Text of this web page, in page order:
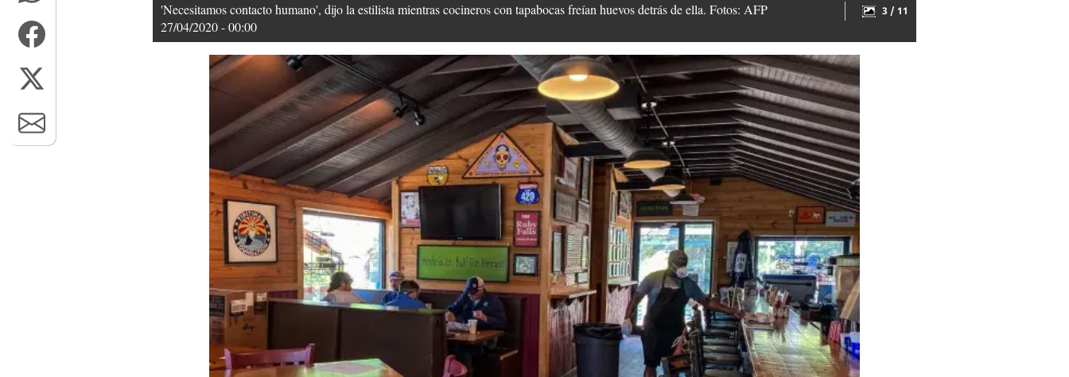
'Necesitamos contacto humano', dijo la estilista mientras cocineros con tapabocas freían huevos detrás de ella. Fotos: AFP
27/04/2020 - 00:00
3 / 11